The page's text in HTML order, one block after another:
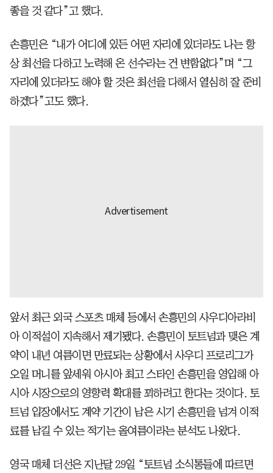
좋을 것 같다”고 했다.
손흥민은 “내가 어디에 있든 어떤 자리에 있더라도 나는 항
상 최선을 다하고 노력해 온 선수라는 건 변함없다”며 “그
자리에 있더라도 해야 할 것은 최선을 다해서 열심히 잘 준비
하겠다”고도 했다.
앞서 최근 외국 스포츠 매체 등에서 손흥민의 사우디아라비
아 이적설이 지속해서 제기됐다. 손흥민이 토트넘과 맺은 계
약이 내년 여름이면 만료되는 상황에서 사우디 프로리그가
오일 머니를 앞세워 아시아 최고 스타인 손흥민을 영입해 아
시아 시장으로의 영향력 확대를 꾀하려고 한다는 것이다. 토
트넘 입장에서도 계약 기간이 남은 시기 손흥민을 넘겨 이적
료를 남길 수 있는 적기는 올여름이라는 분석도 나왔다.
영국 매체 더선은 지난달 29일 “토트넘 소식통들에 따르면